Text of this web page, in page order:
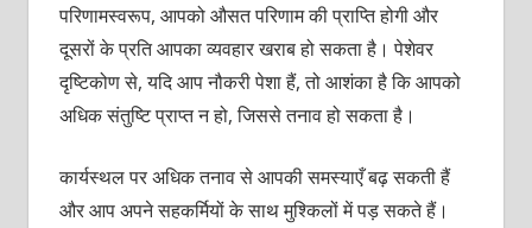
परिणामस्वरूप, आपको औसत परिणाम की प्राप्ति होगी और
दूसरों के प्रति आपका व्यवहार खराब हो सकता है। पेशेवर
दृष्टिकोण से, यदि आप नौकरी पेशा हैं, तो आशंका है कि आपको
अधिक संतुष्टि प्राप्त न हो, जिससे तनाव हो सकता है।
कार्यस्थल पर अधिक तनाव से आपकी समस्याएँ बढ़ सकती हैं
और आप अपने सहकर्मियों के साथ मुश्किलों में पड़ सकते हैं।